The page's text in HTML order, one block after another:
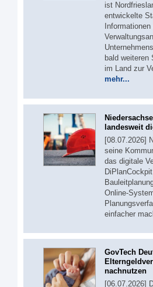
ist
entwickelte
Informationen
bald weiteren
im Land zur
mehr...
landesweit
[08.07.2026]
seine
das digitale
Online-
einfacher
GovTech
nachnutzen
[06.07.2026]